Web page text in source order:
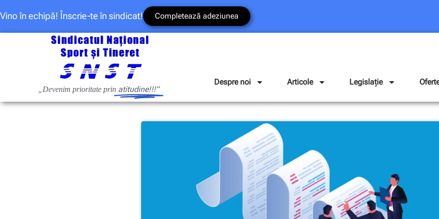
Vino în echipă! Înscrie-te în sindicat! Completează adeziunea
„Devenim prioritate prin atitudine!!!”
Despre noi Articole Legislație